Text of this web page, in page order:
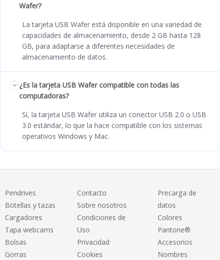
Wafer?
La tarjeta USB Wafer está disponible en una variedad de
capacidades de almacenamiento, desde 2 GB hasta 128
GB, para adaptarse a diferentes necesidades de
almacenamiento de datos.
¿Es la tarjeta USB Wafer compatible con todas las
computadoras?
Sí, la tarjeta USB Wafer utiliza un conector USB 2.0 o USB
3.0 estándar, lo que la hace compatible con los sistemas
operativos Windows y Mac.
Pendrives
Botellas y tazas
Cargadores
Tapa webcams
Bolsas
Gorras
Contacto
Sobre nosotros
Condiciones de
Uso
Privacidad
Cookies
Precarga de
datos
Colores
Pantone®
Accesorios
Nombres